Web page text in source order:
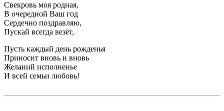
Свекровь моя родная,
В очередной Ваш год
Сердечно поздравляю,
Пускай всегда везёт,
Пусть каждый день рожденья
Приносит вновь и вновь
Желаний исполненье
И всей семьи любовь!